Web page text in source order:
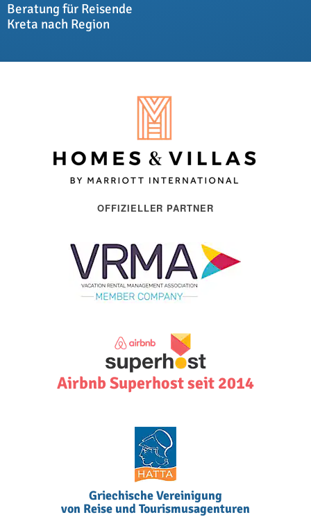
Beratung für Reisende
Kreta nach Region
OFFIZIELLER PARTNER
Airbnb Superhost seit 2014
Griechische Vereinigung
von Reise und Tourismusagenturen